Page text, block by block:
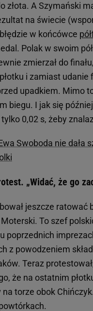
złota. A Szymański
na świecie
w końcówce
Polak w swoim
zmierzał do
i zamiast udanie
upadkiem. Mimo
biegu. I jak się później
0,02 s, żeby
Swoboda nie dała
„Widać, że go
jeszcze ratować
To szef
poprzednich
z powodzeniem
Teraz
że na ostatnim
na torze obok